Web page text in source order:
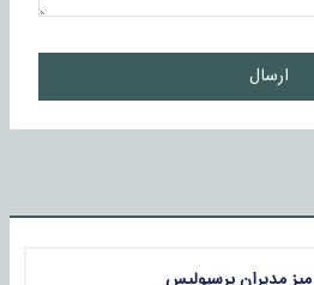
ارسال
مدیران پرسپولیس